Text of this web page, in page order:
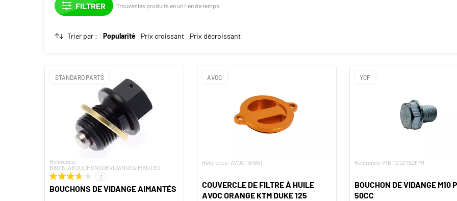
Trouvez les produits en un rien de temps
Trier par : Popularité Prix croissant Prix décroissant
STANDARD PARTS
Référence:
B8916_ABOUCHONSDEVIDANGEAIMANTES
3
BOUCHONS DE VIDANGE AIMANTÉS
AVOC
Référence: AVOC-181851
COUVERCLE DE FILTRE À HUILE
AVOC ORANGE KTM DUKE 125
YCF
Référence: MB11212/152FMI
BOUCHON DE VIDANGE M10
50CC